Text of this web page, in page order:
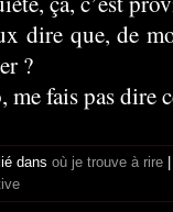
dire que, de
?
me fais pas dire
dans où je trouve à rire